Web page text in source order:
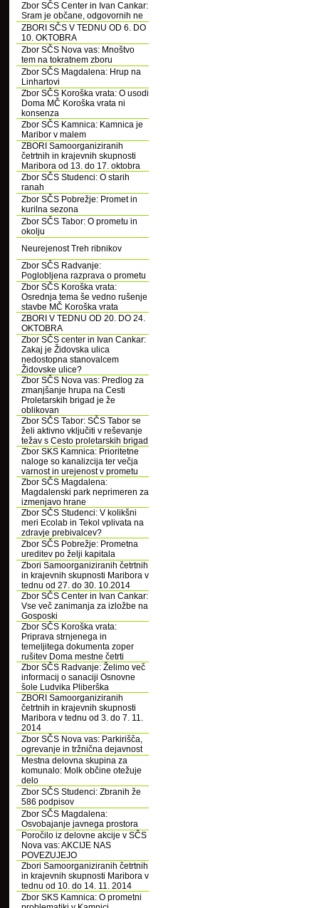
Zbor SČS Center in Ivan Cankar:
Sram je občane, odgovornih ne
ZBORI SČS V TEDNU OD 6. DO
10. OKTOBRA
Zbor SČS Nova vas: Mnoštvo
tem na tokratnem zboru
Zbor SČS Magdalena: Hrup na
Linhartovi
Zbor SČS Koroška vrata: O usodi
Doma MČ Koroška vrata ni
konsenza
Zbor SČS Kamnica: Kamnica je
Maribor v malem
ZBORI Samoorganiziranih
četrtnih in krajevnih skupnosti
Maribora od 13. do 17. oktobra
Zbor SČS Studenci: O starih
ranah
Zbor SČS Pobrežje: Promet in
kurilna sezona
Zbor SČS Tabor: O prometu in
okolju
Neurejenost Treh ribnikov
Zbor SČS Radvanje:
Poglobljena razprava o prometu
Zbor SČS Koroška vrata:
Osrednja tema še vedno rušenje
stavbe MČ Koroška vrata
ZBORI V TEDNU OD 20. DO 24.
OKTOBRA
Zbor SČS center in Ivan Cankar:
Zakaj je Židovska ulica
nedostopna stanovalcem
Židovske ulice?
Zbor SČS Nova vas: Predlog za
zmanjšanje hrupa na Cesti
Proletarskih brigad je že
oblikovan
Zbor SČS Tabor: SČS Tabor se
želi aktivno vključiti v reševanje
težav s Cesto proletarskih brigad
Zbor SKS Kamnica: Prioritetne
naloge so kanalizcija ter večja
varnost in urejenost v prometu
Zbor SČS Magdalena:
Magdalenski park neprimeren za
izmenjavo hrane
Zbor SČS Studenci: V kolikšni
meri Ecolab in Tekol vplivata na
zdravje prebivalcev?
Zbor SČS Pobrežje: Prometna
ureditev po želji kapitala
Zbori Samoorganiziranih četrtnih
in krajevnih skupnosti Maribora v
tednu od 27. do 30. 10.2014
Zbor SČS Center in Ivan Cankar:
Vse več zanimanja za izložbe na
Gosposki
Zbor SČS Koroška vrata:
Priprava strnjenega in
temeljitega dokumenta zoper
rušitev Doma mestne četrti
Zbor SČS Radvanje: Želimo več
informacij o sanaciji Osnovne
šole Ludvika Pliberška
ZBORI Samoorganiziranih
četrtnih in krajevnih skupnosti
Maribora v tednu od 3. do 7. 11.
2014
Zbor SČS Nova vas: Parkirišča,
ogrevanje in tržnična dejavnost
Mestna delovna skupina za
komunalo: Molk občine otežuje
delo
Zbor SČS Studenci: Zbranih že
586 podpisov
Zbor SČS Magdalena:
Osvobajanje javnega prostora
Poročilo iz delovne akcije v SČS
Nova vas: AKCIJE NAS
POVEZUJEJO
Zbori Samoorganiziranih četrtnih
in krajevnih skupnosti Maribora v
tednu od 10. do 14. 11. 2014
Zbor SKS Kamnica: O prometni